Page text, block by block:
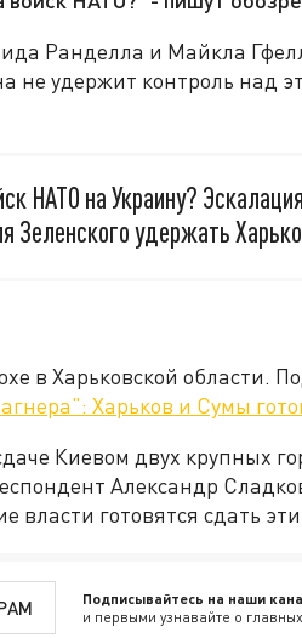
Ранделла и Майкла
не удержит контроль над
НАТО на Украину?
Зеленского удержать
в Харьковской области.
Харьков и Сумы
Киевом двух крупных
Александр
власти готовятся сдать
Подписывайтесь на наши
и первыми узнавайте о